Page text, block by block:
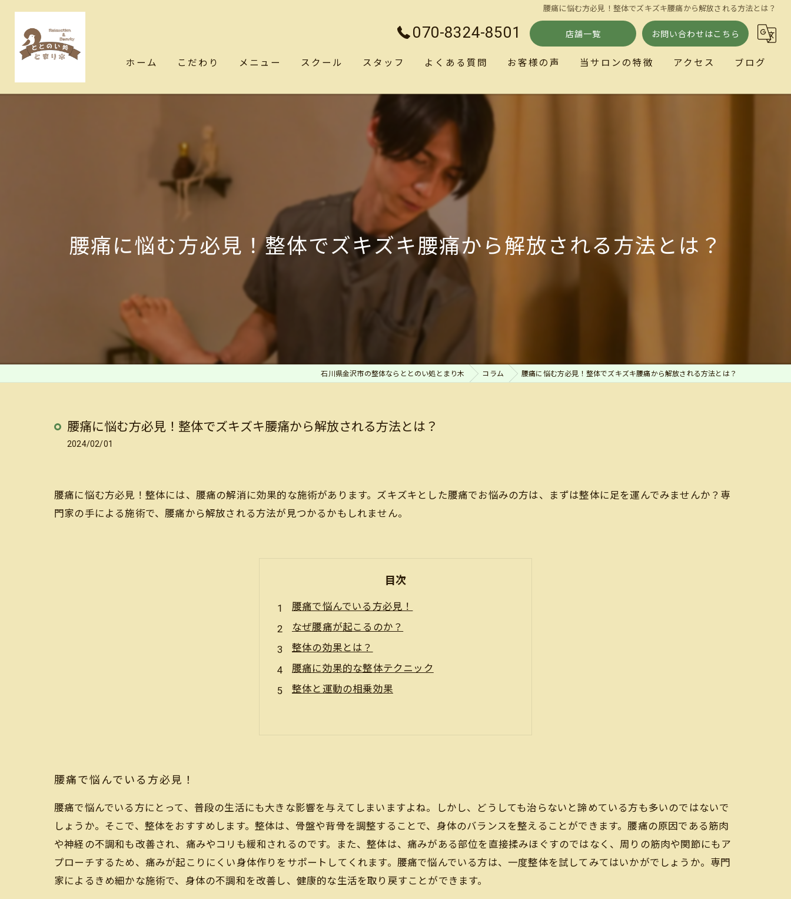
腰痛に悩む方必見！整体でズキズキ腰痛から解放される方法とは？
070-8324-8501 店舗一覧 お問い合わせはこちら
ホーム こだわり メニュー スクール スタッフ よくある質問 お客様の声 当サロンの特徴 アクセス ブログ
腰痛に悩む方必見！整体でズキズキ腰痛から解放される方法とは？
石川県金沢市の整体ならととのい処とまり木 コラム 腰痛に悩む方必見！整体でズキズキ腰痛から解放される方法とは？
腰痛に悩む方必見！整体でズキズキ腰痛から解放される方法とは？
2024/02/01
腰痛に悩む方必見！整体には、腰痛の解消に効果的な施術があります。ズキズキとした腰痛でお悩みの方は、まずは整体に足を運んでみませんか？専
門家の手による施術で、腰痛から解放される方法が見つかるかもしれません。
目次
腰痛で悩んでいる方必見！
なぜ腰痛が起こるのか？
整体の効果とは？
腰痛に効果的な整体テクニック
整体と運動の相乗効果
腰痛で悩んでいる方必見！
腰痛で悩んでいる方にとって、普段の生活にも大きな影響を与えてしまいますよね。しかし、どうしても治らないと諦めている方も多いのではないで
しょうか。そこで、整体をおすすめします。整体は、骨盤や背骨を調整することで、身体のバランスを整えることができます。腰痛の原因である筋肉
や神経の不調和も改善され、痛みやコリも緩和されるのです。また、整体は、痛みがある部位を直接揉みほぐすのではなく、周りの筋肉や関節にもア
プローチするため、痛みが起こりにくい身体作りをサポートしてくれます。腰痛で悩んでいる方は、一度整体を試してみてはいかがでしょうか。専門
家によるきめ細かな施術で、身体の不調和を改善し、健康的な生活を取り戻すことができます。